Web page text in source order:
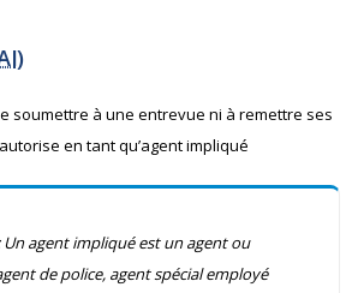
)
soumettre à une entrevue ni à remettre ses
en tant qu’agent impliqué
Un agent impliqué est un agent ou
de police, agent spécial employé